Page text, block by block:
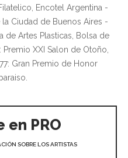
Encotel Argentina -
la Ciudad de Buenos Aires -
de Artes Plasticas, Bolsa de
XXI Salon de Otoño,
Gran Premio de Honor
en PRO
SOBRE LOS ARTISTAS